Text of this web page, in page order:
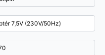
7,5V (230V/50Hz)